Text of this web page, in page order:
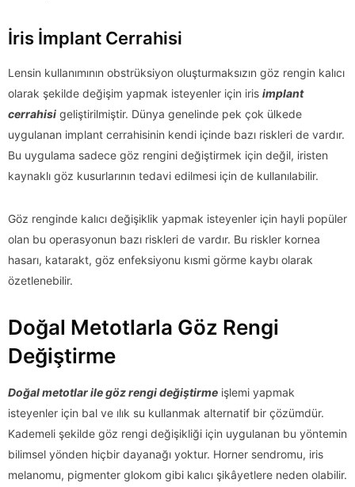
İris İmplant Cerrahisi
Lensin kullanımının obstrüksiyon oluşturmaksızın göz rengin kalıcı
olarak şekilde değişim yapmak isteyenler için iris implant
cerrahisi geliştirilmiştir. Dünya genelinde pek çok ülkede
uygulanan implant cerrahisinin kendi içinde bazı riskleri de vardır.
Bu uygulama sadece göz rengini değiştirmek için değil, iristen
kaynaklı göz kusurlarının tedavi edilmesi için de kullanılabilir.
Göz renginde kalıcı değişiklik yapmak isteyenler için hayli popüler
olan bu operasyonun bazı riskleri de vardır. Bu riskler kornea
hasarı, katarakt, göz enfeksiyonu kısmi görme kaybı olarak
özetlenebilir.
Doğal Metotlarla Göz Rengi
Değiştirme
Doğal metotlar ile göz rengi değiştirme işlemi yapmak
isteyenler için bal ve ılık su kullanmak alternatif bir çözümdür.
Kademeli şekilde göz rengi değişikliği için uygulanan bu yöntemin
bilimsel yönden hiçbir dayanağı yoktur. Horner sendromu, iris
melanomu, pigmenter glokom gibi kalıcı şikâyetlere neden olabilir.